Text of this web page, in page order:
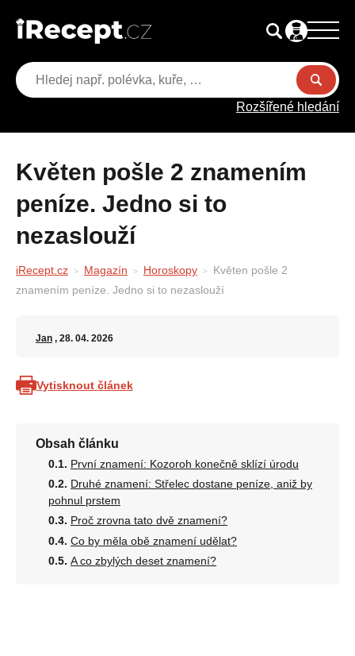
Rozšířené hledání
Květen pošle 2 znamením
peníze. Jedno si to
nezaslouží
iRecept.cz Magazín Horoskopy
Květen pošle 2
znamením peníze. Jedno si to nezaslouží
Jan , 28. 04. 2026
Vytisknout článek
Obsah článku
První znamení: Kozoroh konečně sklízí úrodu
Druhé znamení: Střelec dostane peníze, aniž by
pohnul prstem
Proč zrovna tato dvě znamení?
Co by měla obě znamení udělat?
A co zbylých deset znamení?